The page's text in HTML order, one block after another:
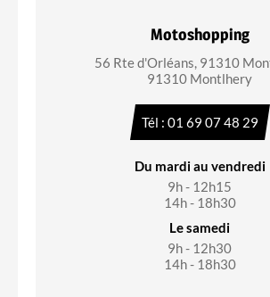
Motoshopping
56 Rte d'Orléans, 91310
91310 Montlhery
Tél : 01 69 07 48 29
Du mardi au vendredi
9h - 12h15
14h - 18h30
Le samedi
9h - 12h30
14h - 18h30